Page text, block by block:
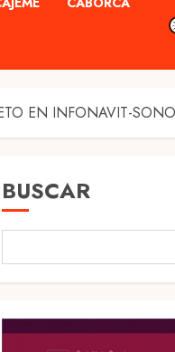
EN INFONAVIT-
BUSCAR